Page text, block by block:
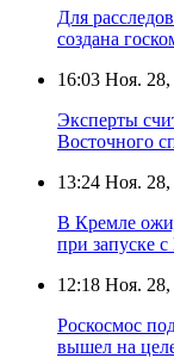
Для
создана
16:03 Ноя. 28,
Эксперты
Восточного
13:24 Ноя. 28,
В Кремле
при запуске
12:18 Ноя. 28,
Роскосмос
вышел на